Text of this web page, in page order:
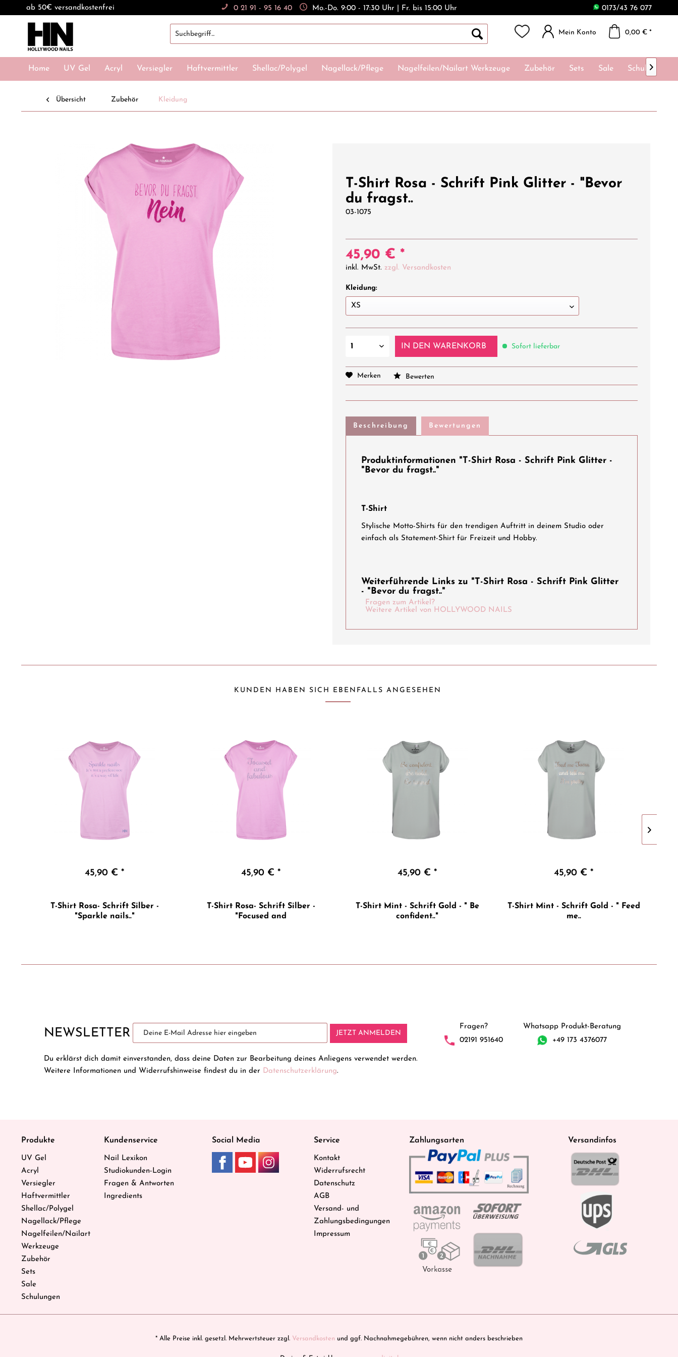
ab 50€ versandkostenfrei 0 21 91 - 95 16 40 Mo.-Do. 9:00 - 17:30 Uhr | Fr. bis 15:00 Uhr 0173/43 76 077
Mein Konto 0,00 € *
Home UV Gel Acryl Versiegler Haftvermittler Shellac/Polygel Nagellack/Pflege Nagelfeilen/Nailart Werkzeuge Zubehör Sets Sale Schulungen

Übersicht Zubehör Kleidung
T-Shirt Rosa - Schrift Pink Glitter - "Bevor
du fragst..
03-1075
45,90 € *
inkl. MwSt. zzgl. Versandkosten
Kleidung:
IN DEN WARENKORB Sofort lieferbar
Merken Bewerten
Beschreibung Bewertungen
Produktinformationen "T-Shirt Rosa - Schrift Pink Glitter -
"Bevor du fragst.."
T-Shirt
Stylische Motto-Shirts für den trendigen Auftritt in deinem Studio oder
einfach als Statement-Shirt für Freizeit und Hobby.
Weiterführende Links zu "T-Shirt Rosa - Schrift Pink Glitter
- "Bevor du fragst.."
Fragen zum Artikel?
Weitere Artikel von HOLLYWOOD NAILS
KUNDEN HABEN SICH EBENFALLS ANGESEHEN
45,90 € *
T-Shirt Rosa- Schrift Silber -
"Sparkle nails.."
45,90 € *
T-Shirt Rosa- Schrift Silber -
"Focused and
45,90 € *
T-Shirt Mint - Schrift Gold - " Be
confident.."
45,90 € *
T-Shirt Mint - Schrift Gold - " Feed
me..
NEWSLETTER JETZT ANMELDEN
Du erklärst dich damit einverstanden, dass deine Daten zur Bearbeitung deines Anliegens verwendet werden.
Weitere Informationen und Widerrufshinweise findest du in der Datenschutzerklärung.
Fragen?
02191 951640
Whatsapp Produkt-Beratung
+49 173 4376077
Produkte
UV Gel
Acryl
Versiegler
Haftvermittler
Shellac/Polygel
Nagellack/Pflege
Nagelfeilen/Nailart
Werkzeuge
Zubehör
Sets
Sale
Schulungen
Kundenservice
Nail Lexikon
Studiokunden-Login
Fragen & Antworten
Ingredients
Social Media Service
Kontakt
Widerrufsrecht
Datenschutz
AGB
Versand- und
Zahlungsbedingungen
Impressum
Zahlungsarten Versandinfos
* Alle Preise inkl. gesetzl. Mehrwertsteuer zzgl. Versandkosten und ggf. Nachnahmegebühren, wenn nicht anders beschrieben